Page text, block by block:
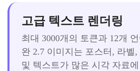
고급 텍스트 렌더링
최대 3000개의 토큰과 12개
완 2.7 이미지는 포스터, 라벨
및 텍스트가 많은 시각 자료